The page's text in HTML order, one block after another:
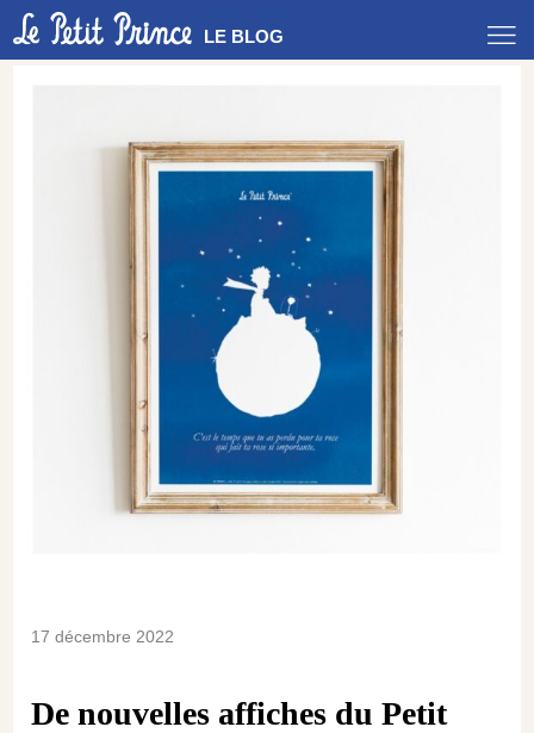
LE BLOG
17 décembre 2022
De nouvelles affiches du Petit